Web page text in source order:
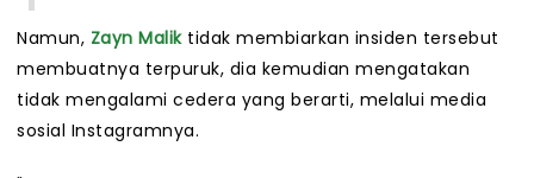
Namun, Zayn Maliktidak membiarkan insiden tersebut
membuatnya terpuruk, dia kemudian mengatakan
tidak mengalami cedera yang berarti, melalui media
sosial Instagramnya.